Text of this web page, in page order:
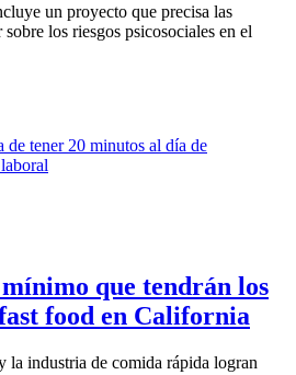
un proyecto que precisa las
los riesgos psicosociales en el
que tendrán los
food en California
la industria de comida rápida logran